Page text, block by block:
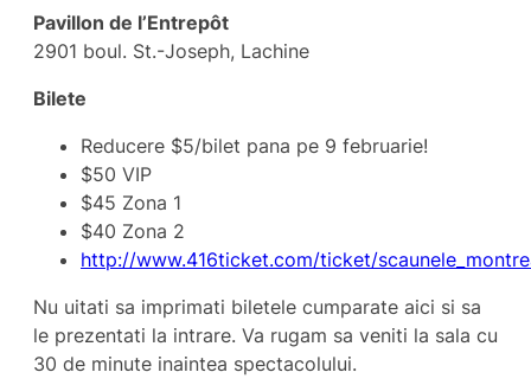
Pavillon de l’Entrepôt
2901 boul. St.-Joseph, Lachine
Bilete
Reducere $5/bilet pana pe 9 februarie!
$50 VIP
$45 Zona 1
$40 Zona 2
http://www.416ticket.com/ticket/
Nu uitati sa imprimati biletele cumparate aici si sa
le prezentati la intrare. Va rugam sa veniti la sala cu
30 de minute inaintea spectacolului.